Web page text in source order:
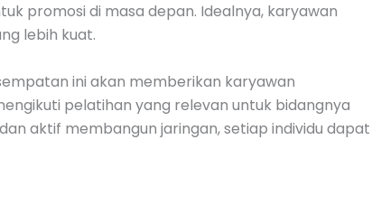
promosi di masa depan. Idealnya, karyawan
lebih kuat.
ini akan memberikan karyawan
pelatihan yang relevan untuk bidangnya
aktif membangun jaringan, setiap individu dapat